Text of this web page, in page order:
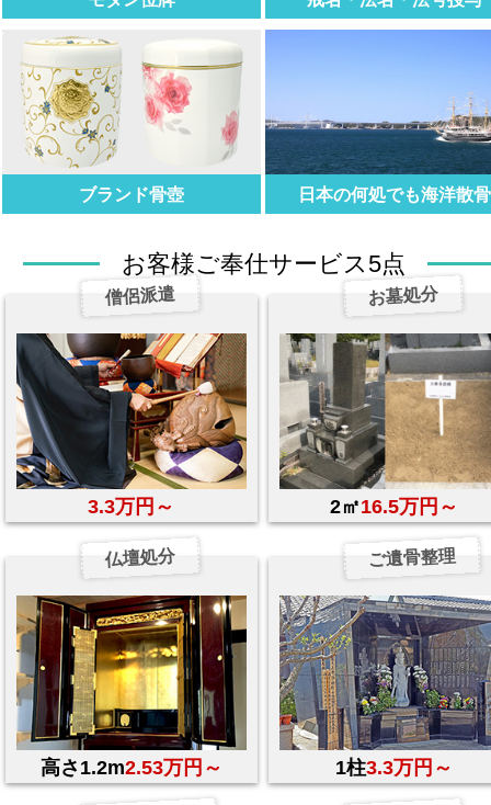
ブランド骨壺 日本の何処でも海洋散骨
お客様ご奉仕サービス5点
僧侶派遣
3.3万円～
お墓処分
2㎡16.5万円～
仏壇処分
高さ1.2m2.53万円～
ご遺骨整理
1柱3.3万円～